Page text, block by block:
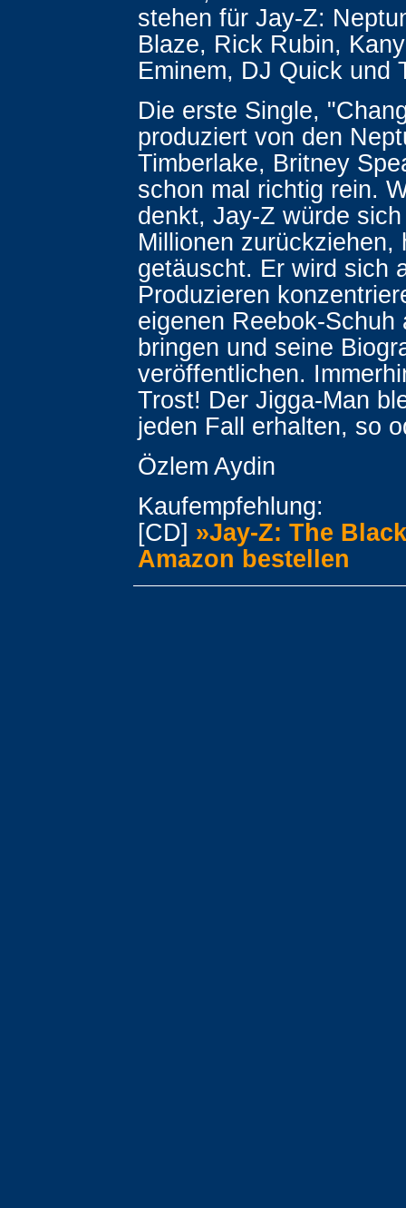
stehen für Jay-Z:
Blaze, Rick Rubin,
Eminem, DJ Quick und
Die erste Single,
produziert von den
Timberlake, Britney
schon mal richtig rein.
denkt, Jay-Z würde
Millionen zurückziehen,
getäuscht. Er wird sich
Produzieren
eigenen Reebok-Schuh
bringen und seine
veröffentlichen.
Trost! Der Jigga-Man
jeden Fall erhalten, so
Özlem Aydin
Kaufempfehlung:
[CD] »Jay-Z: The
Amazon bestellen